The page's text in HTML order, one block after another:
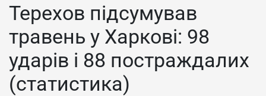
Терехов підсумував
травень у Харкові: 98
ударів і 88 постраждалих
(статистика)